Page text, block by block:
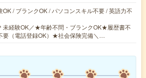
OK / ブランクOK / パソコンスキル不要 / 英語力不
未経験OK／★年齢不問・ブランクOK★履歴書不
要（電話登録OK）★社会保険完備＼…